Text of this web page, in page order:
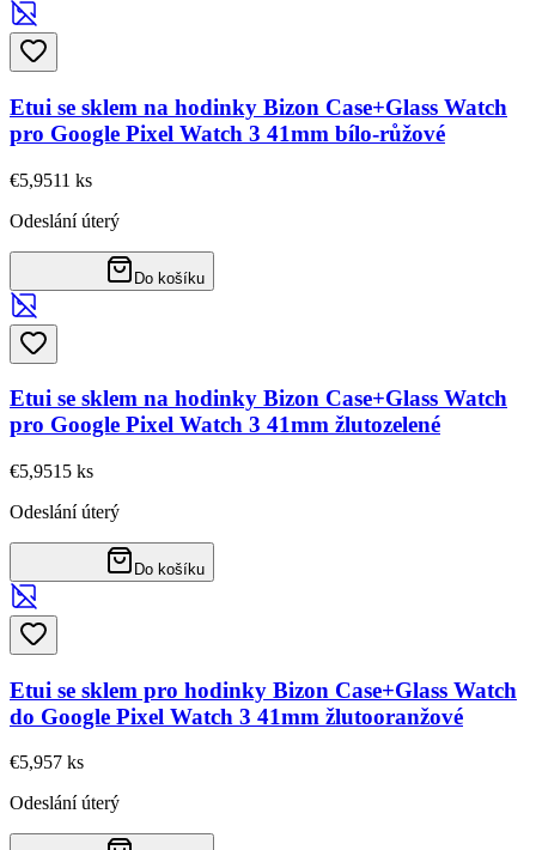
Etui se sklem na hodinky Bizon Case+Glass Watch
pro Google Pixel Watch 3 41mm bílo-růžové
€5,9511 ks
Odeslání úterý
Do košíku
Etui se sklem na hodinky Bizon Case+Glass Watch
pro Google Pixel Watch 3 41mm žlutozelené
€5,9515 ks
Odeslání úterý
Do košíku
Etui se sklem pro hodinky Bizon Case+Glass Watch
do Google Pixel Watch 3 41mm žlutooranžové
€5,957 ks
Odeslání úterý